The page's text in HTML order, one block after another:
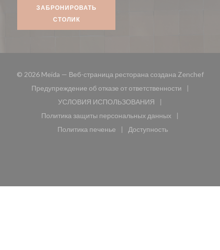
ЗАБРОНИРОВАТЬ
СТОЛИК
© 2026 Meïda — Веб-страница ресторана создана Zenchef
Предупреждение об отказе от ответственности
((открывается в новом окне))
УСЛОВИЯ ИСПОЛЬЗОВАНИЯ
((открывается в новом окне))
Политика защиты персональных данных
((открывается в новом окне))
Политика печенье
((открывается в новом окне))
Доступность